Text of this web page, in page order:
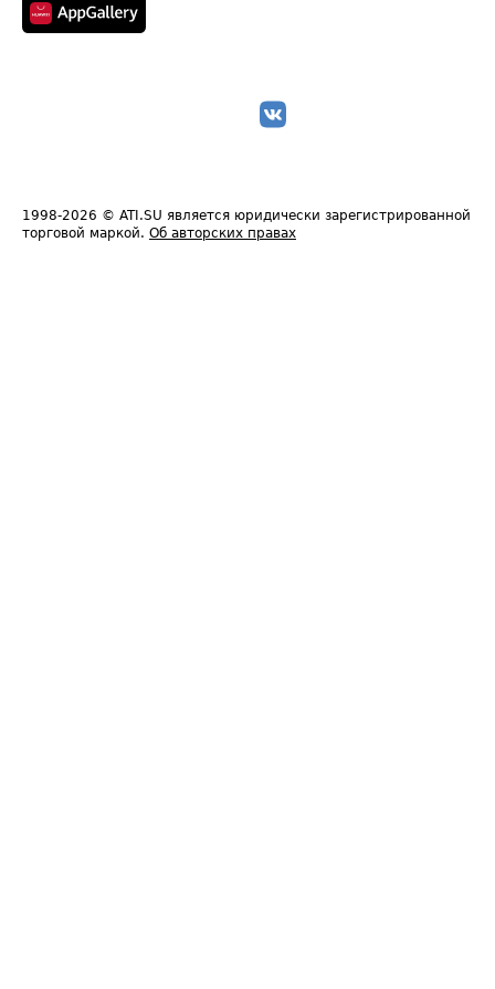
1998-2026 © ATI.SU является юридически зарегистрированной
торговой маркой. Об авторских правах